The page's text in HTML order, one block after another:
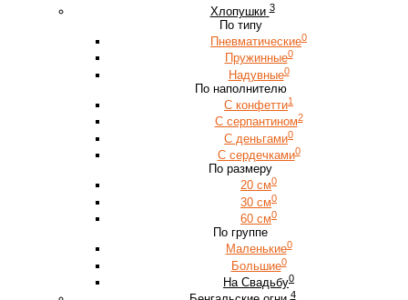
Хлопушки 3
По типу
Пневматические0
Пружинные0
Надувные0
По наполнителю
С конфетти1
С серпантином2
С деньгами0
С сердечками0
По размеру
20 см0
30 см0
60 см0
По группе
Маленькие0
Большие0
На Свадьбу0
4